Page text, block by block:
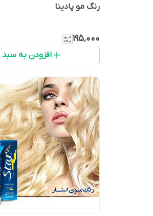
رنگ مو پادینا
۱۹۵٬۰۰۰
افزودن به سبد